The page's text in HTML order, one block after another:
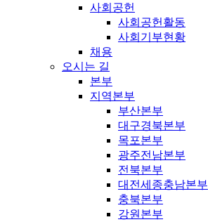
사회공헌
사회공헌활동
사회기부현황
채용
오시는 길
본부
지역본부
부산본부
대구경북본부
목포본부
광주전남본부
전북본부
대전세종충남본부
충북본부
강원본부